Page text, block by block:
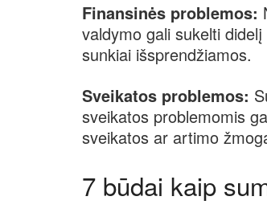
Finansinės problemos:
valdymo gali sukelti
sunkiai išsprendžiamos.
Sveikatos problemos:
sveikatos problemomis
sveikatos ar artimo
7 būdai kaip